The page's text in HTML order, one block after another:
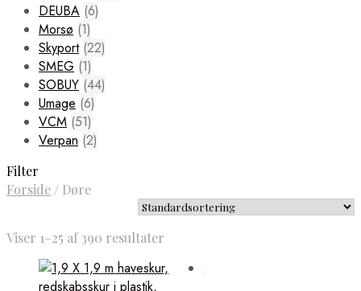
DEUBA (6)
Morsø (1)
Skyport (22)
SMEG (1)
SOBUY (44)
Umage (6)
VCM (51)
Verpan (2)
Filter
Forside / Døre
Viser 1–25 af 390 resultater